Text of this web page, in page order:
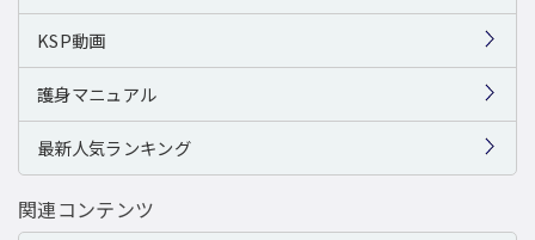
KSP動画
護身マニュアル
最新人気ランキング
関連コンテンツ